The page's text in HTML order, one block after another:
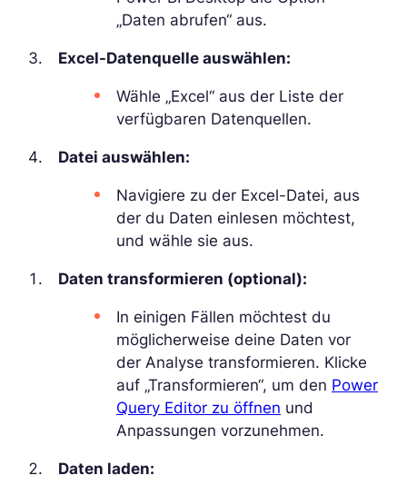
„Daten abrufen“ aus.
Excel-Datenquelle auswählen:
Wähle „Excel“ aus der Liste der
verfügbaren Datenquellen.
Datei auswählen:
Navigiere zu der Excel-Datei, aus
der du Daten einlesen möchtest,
und wähle sie aus.
Daten transformieren (optional):
In einigen Fällen möchtest du
möglicherweise deine Daten vor
der Analyse transformieren. Klicke
auf „Transformieren“, um den Power
Query Editor zu öffnen und
Anpassungen vorzunehmen.
Daten laden: